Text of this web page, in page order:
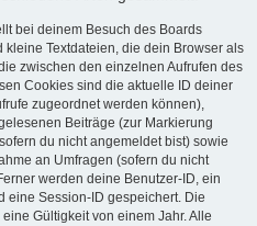
bei deinem Besuch des Boards
Textdateien, die dein Browser als
zwischen den einzelnen Aufrufen des
Cookies sind die aktuelle ID deiner
zugeordnet werden können),
Beiträge (zur Markierung
du nicht angemeldet bist) sowie
an Umfragen (sofern du nicht
werden deine Benutzer-ID, ein
eine Session-ID gespeichert. Die
Gültigkeit von einem Jahr. Alle